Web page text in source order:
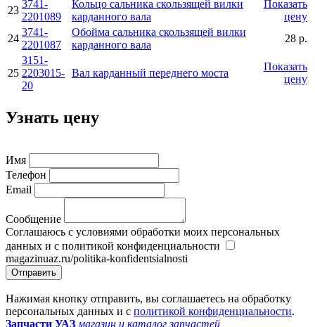
23
3741-
2201089
Кольцо сальника скользящей вилки
карданного вала
Показать
цену
24
3741-
2201087
Обойма сальника скользящей вилки
карданного вала
28 р.
25
3151-
2203015-
20
Вал карданный переднего моста
Показать
цену
Узнать цену
Имя
Телефон
Email
Сообщение
Соглашаюсь с условиями обработки моих персональных
данных и с политикой конфиденциальности
magazinuaz.ru/politika-konfidentsialnosti
Отправить
Нажимая кнопку отправить, вы соглашаетесь на обработку
персональных данных и с политикой конфиденциальности.
Запчасти УАЗ магазин и каталог запчастей